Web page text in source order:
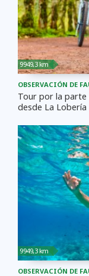
9949,3 km
OBSERVACIÓN DE
Tour por la parte
desde La Lobería
9949,3 km
OBSERVACIÓN DE